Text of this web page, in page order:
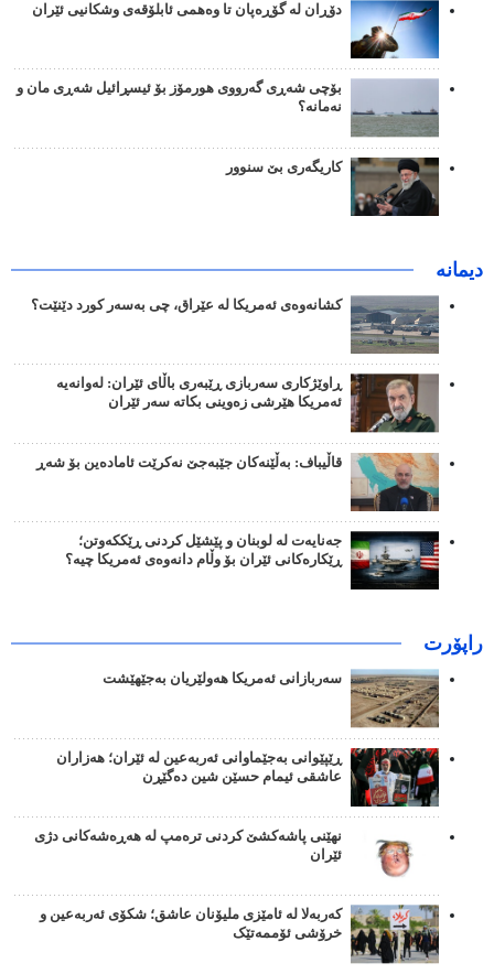
دۆڕان لە گۆڕەپان تا وەهمی ئابلۆقەی وشکانیی ئێران
بۆچی شەڕی گەرووی هورمۆز بۆ ئیسڕائیل شەڕی مان و
نەمانە؟
کاریگەری بێ سنوور
دیمانە
کشانەوەی ئەمریکا لە عێراق، چی بەسەر کورد دێنێت؟
ڕاوێژکاری سەربازی ڕێبەری باڵای ئێران: لەوانەیە
ئەمریکا هێرشی زەوینی بکاتە سەر ئێران
قاڵیباف: بەڵێنەکان جێبەجێ نەکرێت ئامادەین بۆ شەڕ
جەنایەت لە لوبنان و پێشێل کردنی ڕێککەوتن؛
ڕێکارەکانی ئێران بۆ وڵام دانەوەی ئەمریکا چیە؟
راپۆرت
سەربازانی ئەمریکا هەولێریان بەجێهێشت
ڕێپێوانی بەجێماوانی ئەربەعین لە ئێران؛ هەزاران
عاشقی ئیمام حسێن شین دەگێڕن
نهێنی پاشەکشێ کردنی ترەمپ لە هەڕەشەکانی دژی
ئێران
کەربەلا لە ئامێزی ملیۆنان عاشق؛ شکۆی ئەربەعین و
خرۆشی ئۆممەتێک